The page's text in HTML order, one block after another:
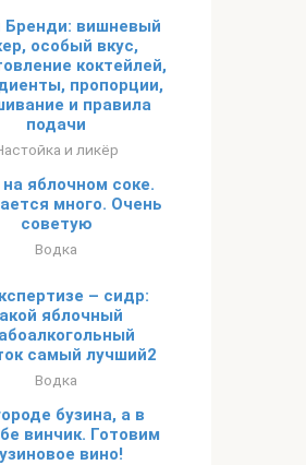
Бренди: вишневый
особый вкус,
коктейлей,
пропорции,
и правила
подачи
и ликёр
яблочном соке.
много. Очень
советую
Водка
– сидр:
яблочный
самый лучший2
Водка
бузина, а в
винчик. Готовим
вино!